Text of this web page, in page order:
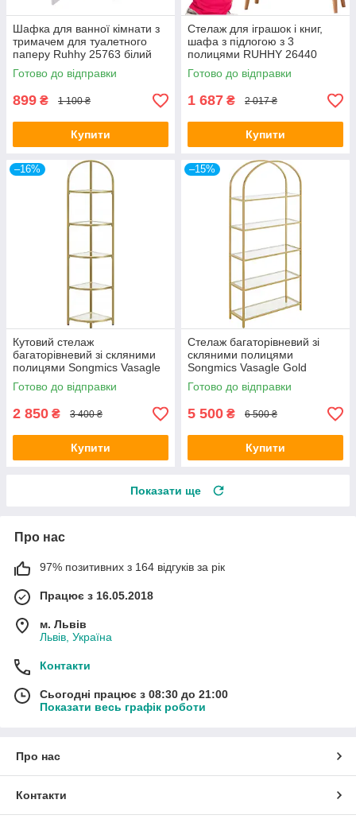
Шафка для ванної кімнати з
тримачем для туалетного
паперу Ruhhy 25763 білий
Готово до відправки
899 ₴ 1 100 ₴
Купити
Стелаж для іграшок і книг,
шафа з підлогою з 3
полицями RUHHY 26440
білий
Готово до відправки
1 687 ₴ 2 017 ₴
Купити
–16%
Кутовий стелаж
багаторівневий зі скляними
полицями Songmics Vasagle
Gold
Готово до відправки
2 850 ₴ 3 400 ₴
Купити
–15%
Стелаж багаторівневий зі
скляними полицями
Songmics Vasagle Gold
Готово до відправки
5 500 ₴ 6 500 ₴
Купити
Показати ще
Про нас
97% позитивних з 164 відгуків за рік
Працює з 16.05.2018
м. Львів
Львів, Україна
Контакти
Сьогодні працює з 08:30 до 21:00
Показати весь графік роботи
Про нас
Контакти